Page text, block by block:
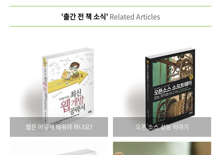
'출간 전 책 소식'Related Articles
웹은 어떻게 배워야 하나요? 오픈 소스 성능 이야기